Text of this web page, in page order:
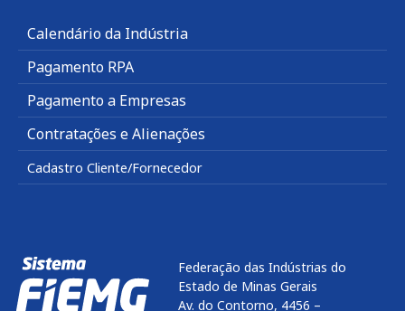
Calendário da Indústria
Pagamento RPA
Pagamento a Empresas
Contratações e Alienações
Cadastro Cliente/Fornecedor
Federação das Indústrias do
Estado de Minas Gerais
Av. do Contorno, 4456 –